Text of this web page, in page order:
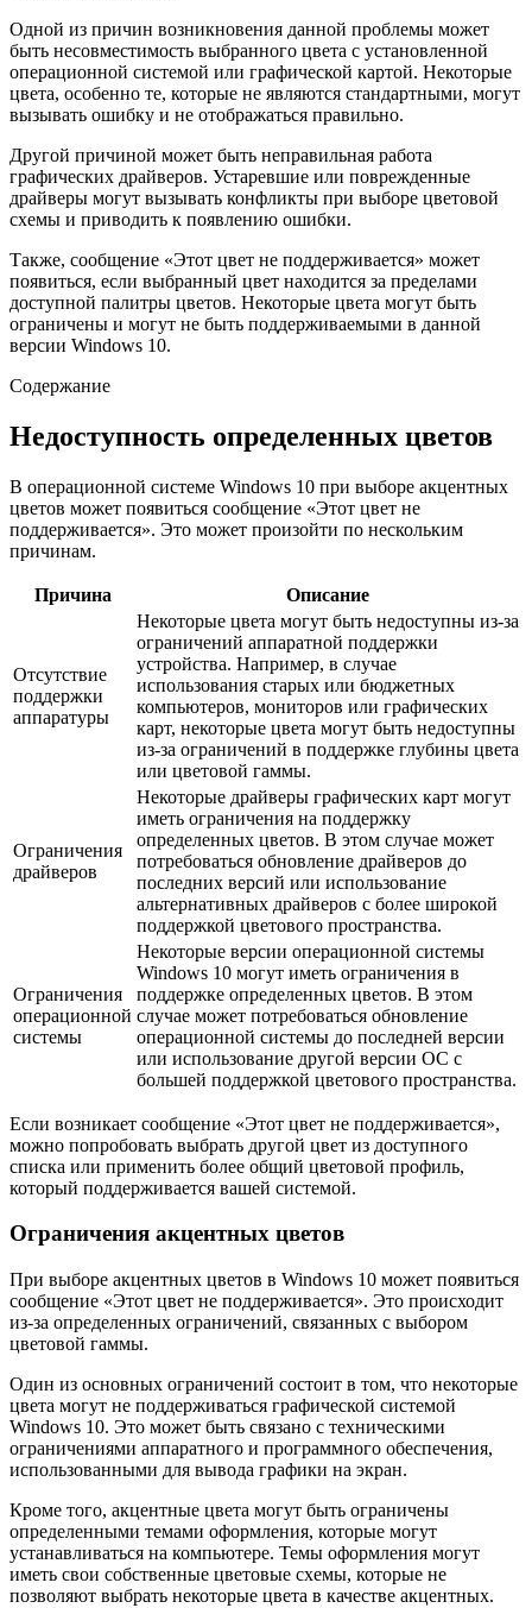
Одной из причин возникновения данной проблемы может
быть несовместимость выбранного цвета с установленной
операционной системой или графической картой. Некоторые
цвета, особенно те, которые не являются стандартными, могут
вызывать ошибку и не отображаться правильно.
Другой причиной может быть неправильная работа
графических драйверов. Устаревшие или поврежденные
драйверы могут вызывать конфликты при выборе цветовой
схемы и приводить к появлению ошибки.
Также, сообщение «Этот цвет не поддерживается» может
появиться, если выбранный цвет находится за пределами
доступной палитры цветов. Некоторые цвета могут быть
ограничены и могут не быть поддерживаемыми в данной
версии Windows 10.
Содержание
Недоступность определенных цветов
В операционной системе Windows 10 при выборе акцентных
цветов может появиться сообщение «Этот цвет не
поддерживается». Это может произойти по нескольким
причинам.
Причина Описание
Отсутствие
поддержки
аппаратуры
Некоторые цвета могут быть недоступны из-за
ограничений аппаратной поддержки
устройства. Например, в случае
использования старых или бюджетных
компьютеров, мониторов или графических
карт, некоторые цвета могут быть недоступны
из-за ограничений в поддержке глубины цвета
или цветовой гаммы.
Ограничения
драйверов
Некоторые драйверы графических карт могут
иметь ограничения на поддержку
определенных цветов. В этом случае может
потребоваться обновление драйверов до
последних версий или использование
альтернативных драйверов с более широкой
поддержкой цветового пространства.
Ограничения
операционной
системы
Некоторые версии операционной системы
Windows 10 могут иметь ограничения в
поддержке определенных цветов. В этом
случае может потребоваться обновление
операционной системы до последней версии
или использование другой версии ОС с
большей поддержкой цветового пространства.
Если возникает сообщение «Этот цвет не поддерживается»,
можно попробовать выбрать другой цвет из доступного
списка или применить более общий цветовой профиль,
который поддерживается вашей системой.
Ограничения акцентных цветов
При выборе акцентных цветов в Windows 10 может появиться
сообщение «Этот цвет не поддерживается». Это происходит
из-за определенных ограничений, связанных с выбором
цветовой гаммы.
Один из основных ограничений состоит в том, что некоторые
цвета могут не поддерживаться графической системой
Windows 10. Это может быть связано с техническими
ограничениями аппаратного и программного обеспечения,
использованными для вывода графики на экран.
Кроме того, акцентные цвета могут быть ограничены
определенными темами оформления, которые могут
устанавливаться на компьютере. Темы оформления могут
иметь свои собственные цветовые схемы, которые не
позволяют выбрать некоторые цвета в качестве акцентных.